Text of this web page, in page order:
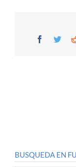
Facebook
BUSQUEDA EN